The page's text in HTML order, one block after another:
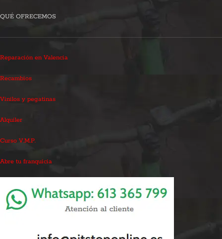
QUÉ OFRECEMOS
Reparación en Valencia
Recambios
Vinilos y pegatinas
Alquiler
Curso V.M.P.
Abre tu franquicia